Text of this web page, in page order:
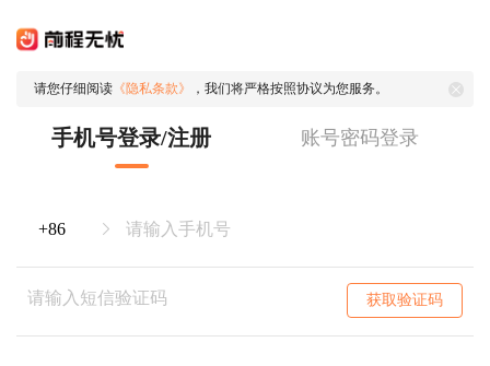
请您仔细阅读 《隐私条款》 ，我们将严格按照协议为您服务。
手机号登录/注册 账号密码登录
获取验证码